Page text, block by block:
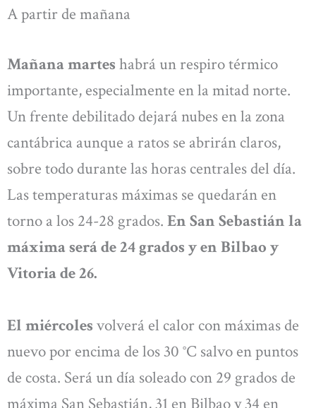
A partir de mañana
Mañana martes habrá un respiro térmico
importante, especialmente en la mitad norte.
Un frente debilitado dejará nubes en la zona
cantábrica aunque a ratos se abrirán claros,
sobre todo durante las horas centrales del día.
Las temperaturas máximas se quedarán en
torno a los 24-28 grados. En San Sebastián la
máxima será de 24 grados y en Bilbao y
Vitoria de 26.
El miércoles volverá el calor con máximas de
nuevo por encima de los 30 °C salvo en puntos
de costa. Será un día soleado con 29 grados de
máxima San Sebastián, 31 en Bilbao y 34 en